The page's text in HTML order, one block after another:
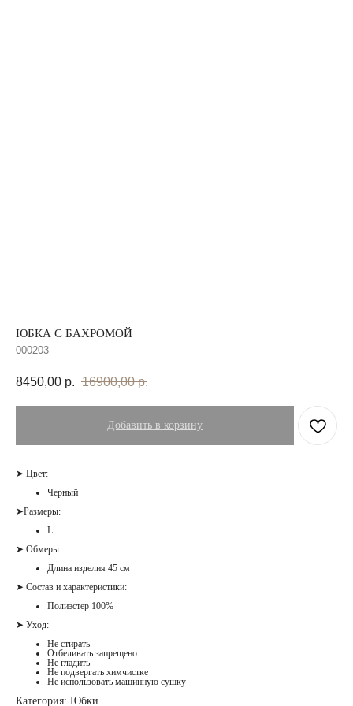
ЮБКА С БАХРОМОЙ
000203
8450,00 р. 16900,00 р.
Добавить в корзину
➤ Цвет:
Черный
➤Размеры:
L
➤ Обмеры:
Длина изделия 45 см
➤ Состав и характеристики:
Полиэстер 100%
➤ Уход:
Не стирать
Отбеливать запрещено
Не гладить
Не подвергать химчистке
Не использовать машинную сушку
Категория: Юбки